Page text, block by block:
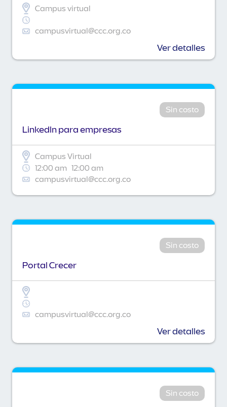
Campus virtual
campusvirtual@ccc.org.co
Ver detalles
Sin costo
Linkedln para empresas
Campus Virtual
12:00 am 12:00 am
campusvirtual@ccc.org.co
Sin costo
Portal Crecer
campusvirtual@ccc.org.co
Ver detalles
Sin costo